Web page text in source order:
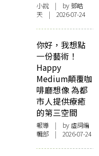
小說 | by 鄧皓
天 | 2026-07-24
你好，我想點
一份藝術！
Happy
Medium顛覆咖
啡廳想像 為都
市人提供療癒
的第三空間
報導 | by 虛詞編
輯部 | 2026-07-24